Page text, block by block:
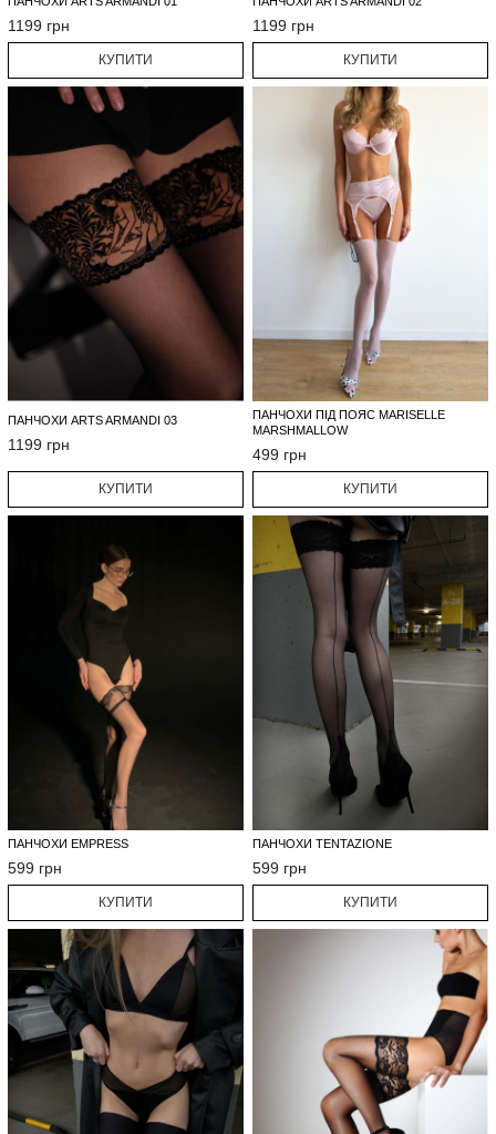
1199 грн
КУПИТИ
1199 грн
КУПИТИ
ПАНЧОХИ ARTS ARMANDI 03
1199 грн
КУПИТИ
ПАНЧОХИ ПІД ПОЯС MARISELLE
MARSHMALLOW
499 грн
КУПИТИ
ПАНЧОХИ EMPRESS
599 грн
КУПИТИ
ПАНЧОХИ TENTAZIONE
599 грн
КУПИТИ